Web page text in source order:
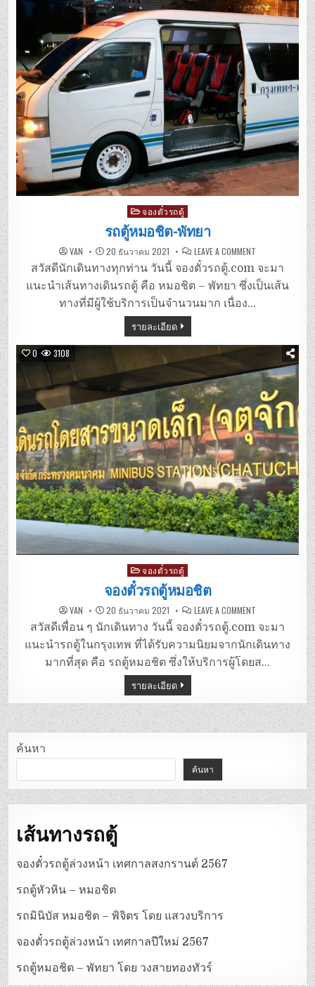
Posted
in
จองตั๋วรถตู้
รถตู้หมอชิต-พัทยา
VAN 20 ธันวาคม 2021 LEAVE A COMMENT
ตู้
หมอชิต-
พัทยา
สวัสดีนักเดินทางทุกท่าน วันนี้ จองตั๋วรถตู้.com จะมา
แนะนำเส้นทางเดินรถตู้ คือ หมอชิต – พัทยา ซึ่งเป็นเส้น
ทางที่มีผู้ใช้บริการเป็นจำนวนมาก เนื่อง…
รายละเอียด
0 3108
Posted
in
จองตั๋วรถตู้
จองตั๋วรถตู้หมอชิต
VAN 20 ธันวาคม 2021 LEAVE A COMMENT
ตั๋ว
รถ
ตู้
หมอชิต
สวัสดีเพื่อน ๆ นักเดินทาง วันนี้ จองตั๋วรถตู้.com จะมา
แนะนำรถตู้ในกรุงเทพ ที่ได้รับความนิยมจากนักเดินทาง
มากที่สุด คือ รถตู้หมอชิต ซึ่งให้บริการผู้โดยส…
รายละเอียด
ค้นหา
ค้นหา
เส้นทางรถตู้
จองตั๋วรถตู้ล่วงหน้า เทศกาลสงกรานต์ 2567
รถตู้หัวหิน – หมอชิต
รถมินิบัส หมอชิต – พิจิตร โดย แสวงบริการ
จองตั๋วรถตู้ล่วงหน้า เทศกาลปีใหม่ 2567
รถตู้หมอชิต – พัทยา โดย วงสายทองทัวร์